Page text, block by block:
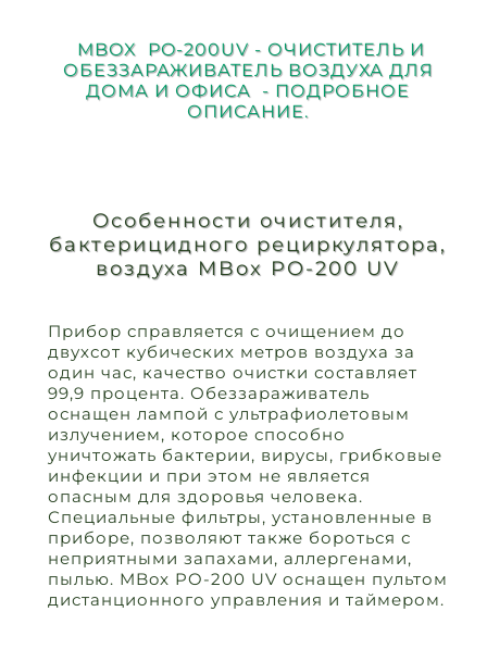
MBOX PO-200UV - ОЧИСТИТЕЛЬ И
ОБЕЗЗАРАЖИВАТЕЛЬ ВОЗДУХА ДЛЯ
ДОМА И ОФИСА - ПОДРОБНОЕ
ОПИСАНИЕ.
Особенности очистителя,
бактерицидного рециркулятора,
воздуха MBox PO-200 UV
Прибор справляется с очищением до
двухсот кубических метров воздуха за
один час, качество очистки составляет
99,9 процента. Обеззараживатель
оснащен лампой с ультрафиолетовым
излучением, которое способно
уничтожать бактерии, вирусы, грибковые
инфекции и при этом не является
опасным для здоровья человека.
Специальные фильтры, установленные в
приборе, позволяют также бороться с
неприятными запахами, аллергенами,
пылью. MBox PO-200 UV оснащен пультом
дистанционного управления и таймером.